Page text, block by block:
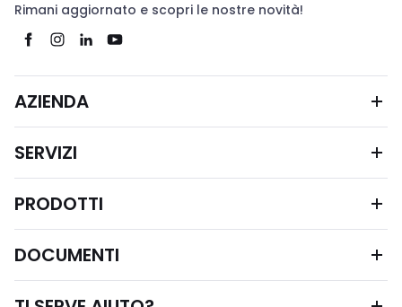
Rimani aggiornato e scopri le nostre novità!
AZIENDA
SERVIZI
PRODOTTI
DOCUMENTI